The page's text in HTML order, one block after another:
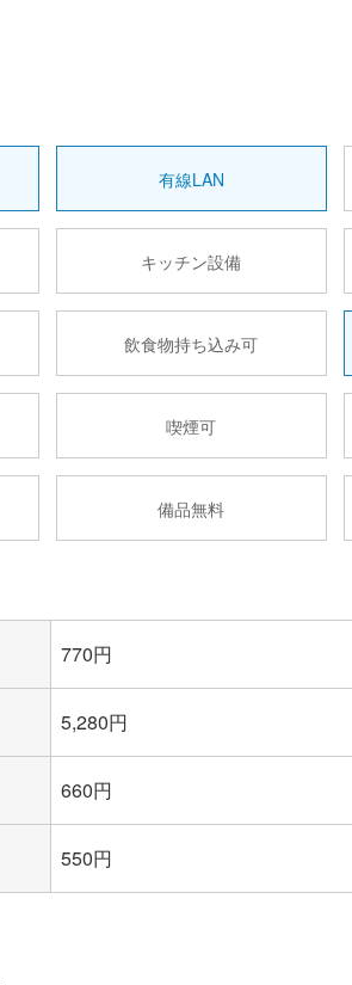
有線LAN
キッチン設備
飲食物持ち込み可
喫煙可
備品無料
770円
5,280円
660円
550円